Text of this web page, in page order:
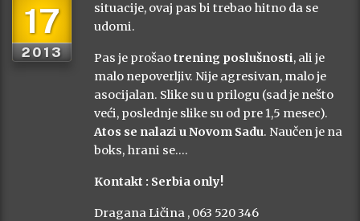
17
2013
situacije, ovaj pas bi trebao hitno da se
udomi.
Pas je prošaotrening poslušnosti, ali je
malo nepoverljiv. Nije agresivan, malo je
asocijalan. Slike su u prilogu (sad je nešto
veći, poslednje slike su od pre 1,5 mesec).
Atos se nalazi u Novom Sadu. Naučen je na
boks, hrani se….
Kontakt : Serbia only!
Dragana Ličina , 063 520 346